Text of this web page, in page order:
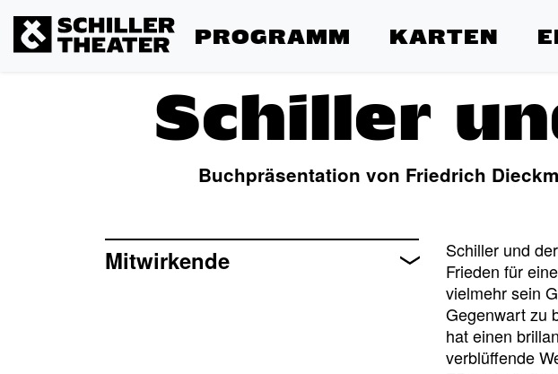
PROGRAMM KARTEN
Schiller
Buchpräsentation von Friedrich
Schiller und
Frieden für
vielmehr sein
Gegenwart zu
hat einen
verblüffende
Mitwirkende